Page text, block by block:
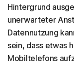
Hintergrund
unerwarteter
Datennutzung
sein, dass etwas
Mobiltelefons